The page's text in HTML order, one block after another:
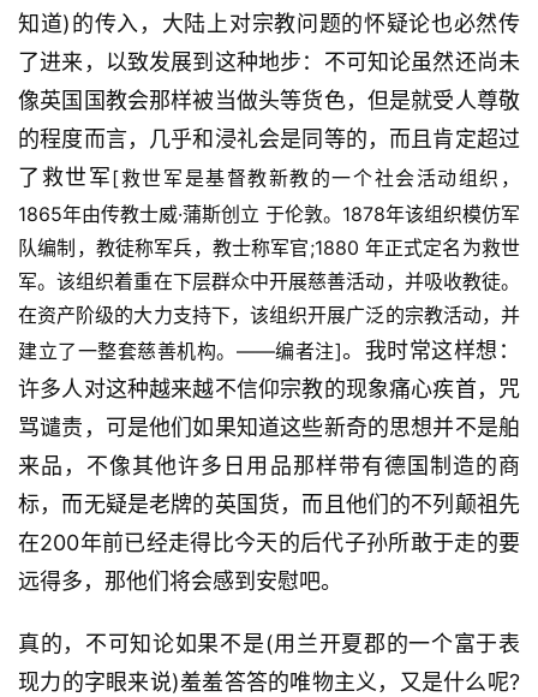
知道)的传入，大陆上对宗教问题的怀疑论也必然传
了进来，以致发展到这种地步：不可知论虽然还尚未
像英国国教会那样被当做头等货色，但是就受人尊敬
的程度而言，几乎和浸礼会是同等的，而且肯定超过
了救世军[救世军是基督教新教的一个社会活动组织，
1865年由传教士威·蒲斯创立 于伦敦。1878年该组织模仿军
队编制，教徒称军兵，教士称军官;1880 年正式定名为救世
军。该组织着重在下层群众中开展慈善活动，并吸收教徒。
在资产阶级的大力支持下，该组织开展广泛的宗教活动，并
建立了一整套慈善机构。——编者注]。我时常这样想：
许多人对这种越来越不信仰宗教的现象痛心疾首，咒
骂谴责，可是他们如果知道这些新奇的思想并不是舶
来品，不像其他许多日用品那样带有德国制造的商
标，而无疑是老牌的英国货，而且他们的不列颠祖先
在200年前已经走得比今天的后代子孙所敢于走的要
远得多，那他们将会感到安慰吧。
真的，不可知论如果不是(用兰开夏郡的一个富于表
现力的字眼来说)羞羞答答的唯物主义，又是什么呢?